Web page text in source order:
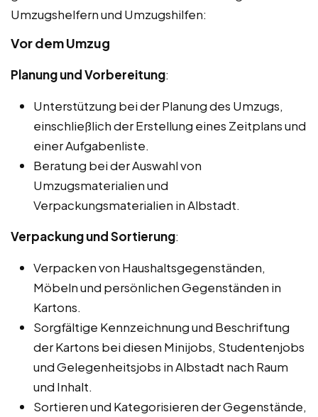
Umzugshelfern und Umzugshilfen:
Vor dem Umzug
Planung und Vorbereitung:
Unterstützung bei der Planung des Umzugs,
einschließlich der Erstellung eines Zeitplans und
einer Aufgabenliste.
Beratung bei der Auswahl von
Umzugsmaterialien und
Verpackungsmaterialien in Albstadt.
Verpackung und Sortierung:
Verpacken von Haushaltsgegenständen,
Möbeln und persönlichen Gegenständen in
Kartons.
Sorgfältige Kennzeichnung und Beschriftung
der Kartons bei diesen Minijobs, Studentenjobs
und Gelegenheitsjobs in Albstadt nach Raum
und Inhalt.
Sortieren und Kategorisieren der Gegenstände,